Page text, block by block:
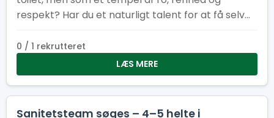
respekt? Har du et naturligt talent for at få selv
som en nypudset porcelænstronstol? Så er det
dig, vi leder efter som vores nye Sanitets- og
Toiletchef.
0 / 1 rekrutteret
LÆS MERE
Sanitetsteam søges – 4–5 helte i